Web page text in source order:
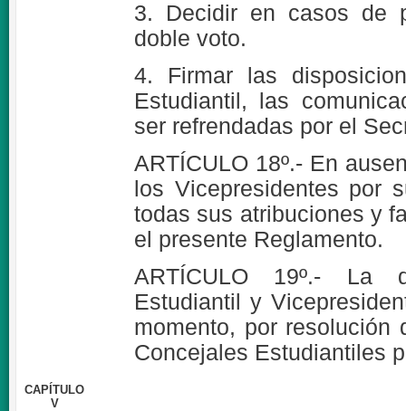
3. Decidir en casos de
doble voto.
4. Firmar las
Estudiantil, las
ser refrendadas por el
ARTÍCULO 18º.- En
los Vicepresidentes por
todas sus atribuciones y
el presente Reglamento.
ARTÍCULO 19º.- La
Estudiantil y
momento, por
Concejales Estudiantiles
CAPÍTULO
V